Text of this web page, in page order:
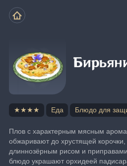
★★★★ Еда Блюдо для
Плов с характерным мясным
обжаривают до хрустящей
длиннозёрным рисом и
блюдо украшают орхидеей